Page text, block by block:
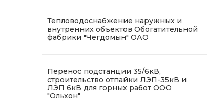
Тепловодоснабжение наружных и
внутренних объектов Обогатительной
фабрики "Чегдомын" ОАО
Перенос подстанции 35/6кВ,
строительство отпайки ЛЭП-35кВ и
ЛЭП 6кВ для горных работ ООО
"Ольхон"